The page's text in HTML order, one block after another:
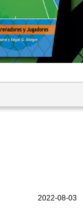
2022-08-03